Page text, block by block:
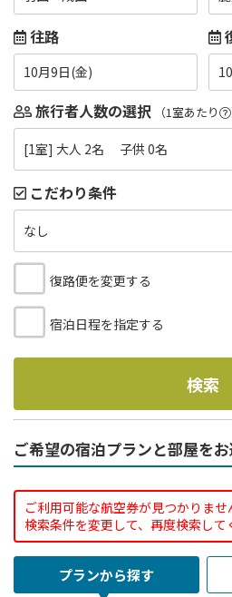
往路
10月9日(金)
旅行者人数の選択 （1室あたり
[1室] 大人 2名 子供 0名
こだわり条件
なし
復路便を変更する
宿泊日程を指定する
検索
ご希望の宿泊プランと部屋を
ご利用可能な航空券が見つかりませ
検索条件を変更して、再度検索して
プランから探す